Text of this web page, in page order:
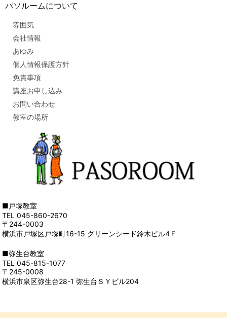
パソルームについて
雰囲気
会社情報
あゆみ
個人情報保護方針
免責事項
講座お申し込み
お問い合わせ
教室の場所
■戸塚教室
TEL 045-860-2670
〒244-0003
横浜市戸塚区戸塚町16-15 グリーンシード鈴木ビル4Ｆ
■弥生台教室
TEL 045-815-1077
〒245-0008
横浜市泉区弥生台28-1 弥生台ＳＹビル204